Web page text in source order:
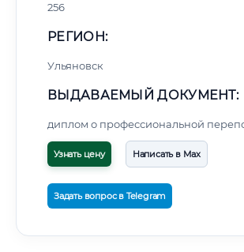
256
РЕГИОН:
Ульяновск
ВЫДАВАЕМЫЙ ДОКУМЕНТ:
диплом о профессиональной
Узнать цену Написать в Max
Задать вопрос в Telegram